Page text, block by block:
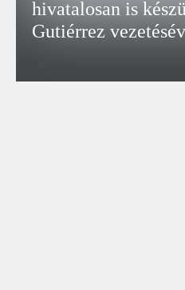
hivatalosan is
Gutiérrez